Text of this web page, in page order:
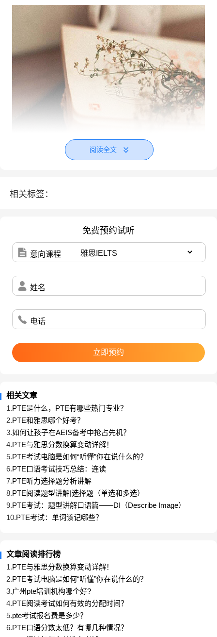
Write essay
关于作文写作，首先要注意语言的格式。比如标点符号的使用、
首字母要大写、分号后要小写等细节。其次要注意文章的整体观
点要保持一致，避免自相矛盾。然后要注重语言之间的逻辑关
善。
开头段Introduction
Point).
主体段Body Paragraph
On the one hand, it is often widely held that (View 1), due to the
reason that (Reason 1). To illustrate, (Reason 1) is frequently defined as
(Definition). For this reason, (View 1). For instance, according to some
recent statistics established by (Organisation), over 80% of the
On the other hand, I am also convinced that (View 2), since (Reason 2).
In fact, if (Reason 2), then it is more likely to witness the impact of
(Logic 2). For example, (Example 2). Therefore, (View 2).
结尾段 Conclusion
阅读全文
相关标签：
免费预约试听
意向课程
姓名
电话
立即预约
相关文章
1.PTE是什么，PTE有哪些热门专业？
2.PTE和雅思哪个好考？
3.如何让孩子在AEIS备考中抢占先机？
4.PTE与雅思分数换算变动详解！
5.PTE考试电脑是如何“听懂”你在说什么的？
6.PTE口语考试技巧总结：连读
7.PTE听力选择题分析讲解
8.​PTE阅读题型讲解|选择题（单选和多选）
9.PTE考试：题型讲解口语篇——DI（Describe Image）
10.PTE考试：单词该记哪些？
文章阅读排行榜
1.PTE与雅思分数换算变动详解！
2.PTE考试电脑是如何“听懂”你在说什么的？
3.广州pte培训机构哪个好?
4.PTE阅读考试如何有效的分配时间？
5.pte考试报名费是多少？
6.PTE口语分数太低？有哪几种情况？